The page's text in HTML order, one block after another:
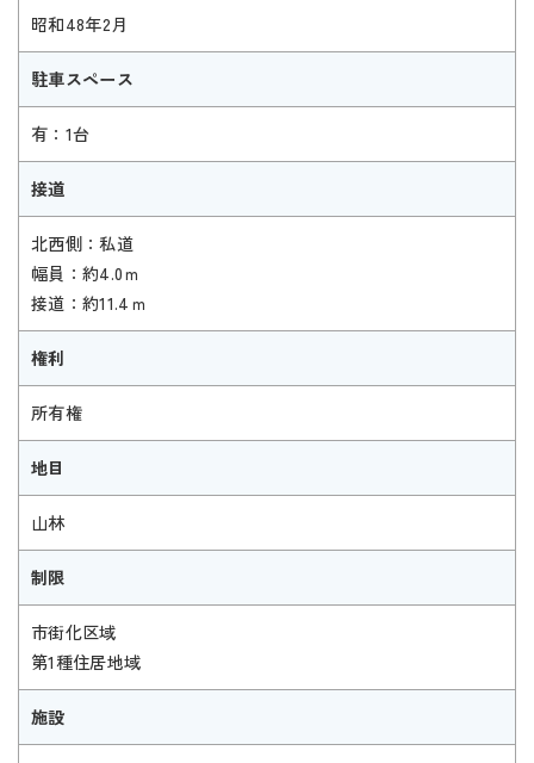
昭和48年2月
駐車スペース
有：1台
接道
北西側：私道
幅員：約4.0ｍ
接道：約11.4ｍ
権利
所有権
地目
山林
制限
市街化区域
第1種住居地域
施設